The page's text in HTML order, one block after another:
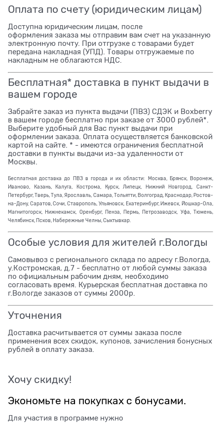
Оплата по счету (юридическим лицам)
Доступна юридическим лицам, после
оформления заказа мы отправим вам счет на указанную
электронную почту. При отгрузке с товарами будет
передана накладная (УПД). Товары отгружаемые по
накладным не облагаются НДС.
Бесплатная* доставка в пункт выдачи в
вашем городе
Забрайте заказ из пункта выдачи (ПВЗ) СДЭК и Boxberry
в вашем городе бесплатно при заказе от 3000 рублей*.
Выберите удобный для Вас пункт выдачи при
оформлении заказа. Оплата осуществляется банковской
картой на сайте. * - имеются ограничения бесплатной
доставки в пункты выдачи из-за удаленности от
Москвы.
Бесплатная доставка до ПВЗ в города и их области: Москва, Брянск, Воронеж,
Иваново, Казань, Калуга, Кострома, Курск, Липецк, Нижний Новгород, Санкт-
Петербург, Тверь, Тула, Ярославль, Самара, Тольятти, Волгоград, Краснодар, Ростов-
на-Дону, Саратов, Сочи, Ставрополь, Ульяновск, Екатеринбург, Ижевск, Йошкар-Ола,
Магнитогорск, Нижнекамск, Оренбург, Пенза, Пермь, Петрозаводск, Уфа, Тюмень,
Челябинск, Псков, Набережные Челны, Сыктывкар.
Особые условия для жителей г.Вологды
Самовывоз с регионального склада по адресу г.Вологда,
у.Костромская, д.7 - бесплатно от любой суммы заказа
по официальным рабочим дням, необходимо
согласовать время. Курьерская бесплатная доставка по
г.Вологде заказов от суммы 2000р.
Уточнения
Доставка расчитывается от суммы заказа после
применения всех скидок, купонов, зачисления бонусных
рублей в оплату заказа.
Хочу скидку!
Экономьте на покупках с бонусами.
Для участия в программе нужно